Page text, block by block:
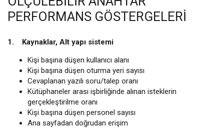
PERFORMANS GÖSTERGELERI
1. Kaynaklar, Alt yapı sistemi
Kişi başına düşen kullanıcı alanı
Kişi başına düşen oturma yeri sayısı
Cevaplanan yazılı soru/talep oranı
Kütüphaneler arası işbirliğinde alınan isteklerin
gerçekleştirilme oranı
Kişi başına düşen personel sayısı
Ana sayfadan doğrudan erişim